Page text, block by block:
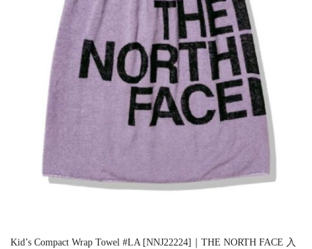
Kid’s Compact Wrap Towel #LA [NNJ22224]｜THE NORTH FACE 入